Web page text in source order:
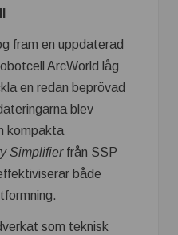
fram en uppdaterad
ArcWorld låg
en redan beprövad
blev
kompakta
Simplifierfrån SSP
både
som teknisk